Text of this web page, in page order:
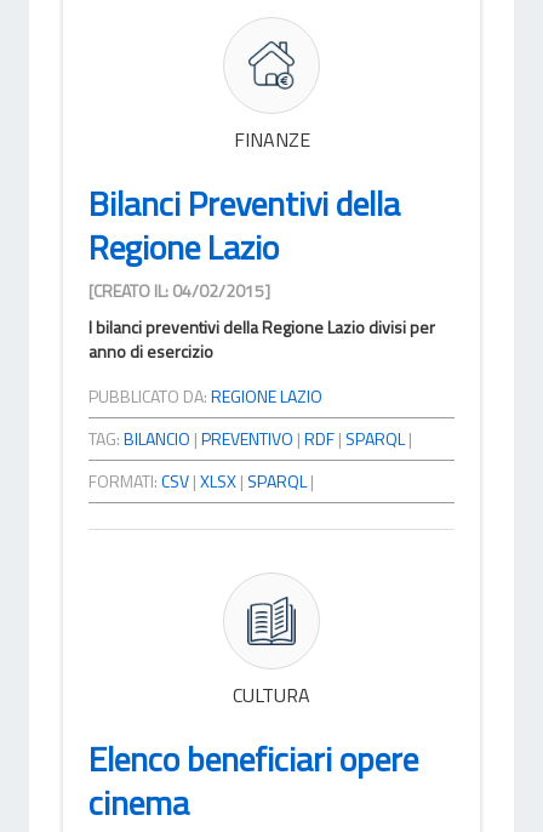
FINANZE
Bilanci Preventivi della
Regione Lazio
[CREATO IL: 04/02/2015]
I bilanci preventivi della Regione Lazio divisi per
anno di esercizio
PUBBLICATO DA:REGIONE LAZIO
TAG:BILANCIO |PREVENTIVO |RDF| SPARQL|
FORMATI:CSV|XLSX| SPARQL|
CULTURA
Elenco beneficiari opere
cinema